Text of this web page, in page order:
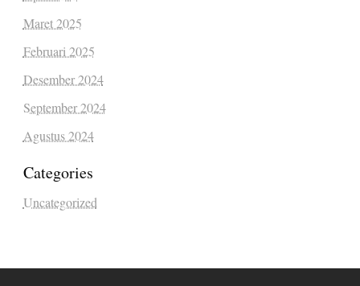
Maret 2025
Februari 2025
Desember 2024
September 2024
Agustus 2024
Categories
Uncategorized